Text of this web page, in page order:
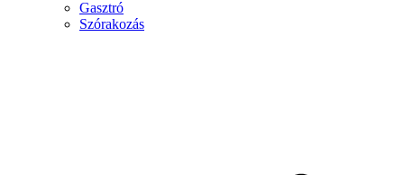
Gasztró
Szórakozás